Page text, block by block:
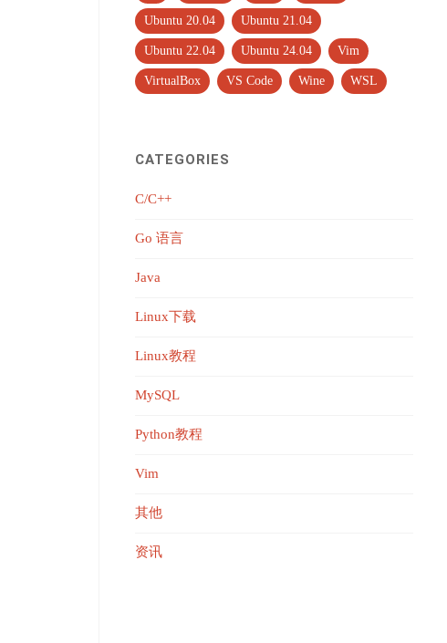
Ubuntu 20.04 Ubuntu 21.04
Ubuntu 22.04 Ubuntu 24.04 Vim
VirtualBox VS Code Wine WSL
CATEGORIES
C/C++
Go 语言
Java
Linux下载
Linux教程
MySQL
Python教程
Vim
其他
资讯